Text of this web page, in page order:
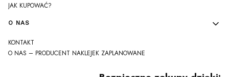
JAK KUPOWAĆ?
O NAS
KONTAKT
O NAS – PRODUCENT NAKLEJEK ZAPLANOWANE